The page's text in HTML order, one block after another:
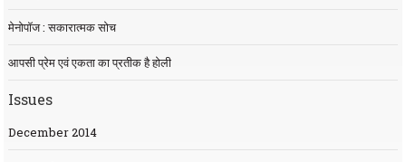
मेनोपॉज : सकारात्मक सोच
आपसी प्रेम एवं एकता का प्रतीक है होली
Issues
December 2014